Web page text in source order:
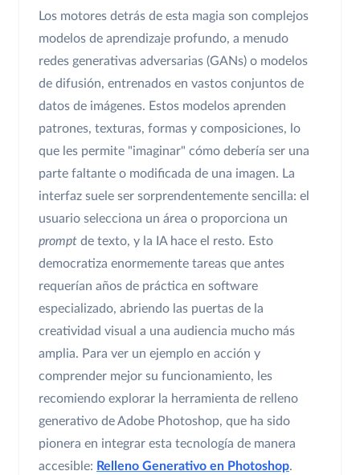
Los motores detrás de esta magia son complejos
modelos de aprendizaje profundo, a menudo
redes generativas adversarias (GANs) o modelos
de difusión, entrenados en vastos conjuntos de
datos de imágenes. Estos modelos aprenden
patrones, texturas, formas y composiciones, lo
que les permite "imaginar" cómo debería ser una
parte faltante o modificada de una imagen. La
interfaz suele ser sorprendentemente sencilla: el
usuario selecciona un área o proporciona un
prompt de texto, y la IA hace el resto. Esto
democratiza enormemente tareas que antes
requerían años de práctica en software
especializado, abriendo las puertas de la
creatividad visual a una audiencia mucho más
amplia. Para ver un ejemplo en acción y
comprender mejor su funcionamiento, les
recomiendo explorar la herramienta de relleno
generativo de Adobe Photoshop, que ha sido
pionera en integrar esta tecnología de manera
accesible: Relleno Generativo en Photoshop.